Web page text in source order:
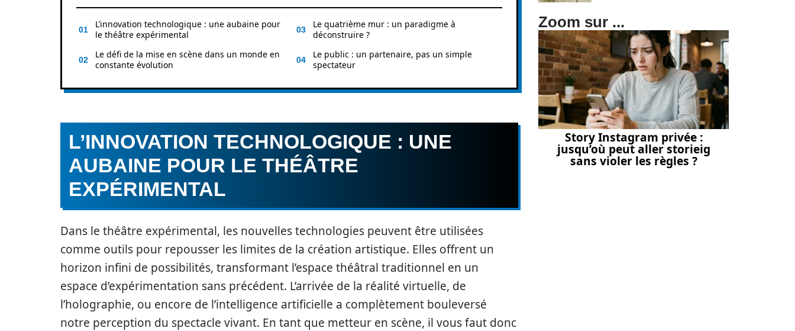
L’innovation technologique : une aubaine pour
le théâtre expérimental
Le défi de la mise en scène dans un monde en
constante évolution
Le quatrième mur : un paradigme à
déconstruire ?
Le public : un partenaire, pas un simple
spectateur
L’INNOVATION TECHNOLOGIQUE : UNE
AUBAINE POUR LE THÉÂTRE
EXPÉRIMENTAL
Dans le théâtre expérimental, les nouvelles technologies peuvent être utilisées
comme outils pour repousser les limites de la création artistique. Elles offrent un
horizon infini de possibilités, transformant l’espace théâtral traditionnel en un
espace d’expérimentation sans précédent. L’arrivée de la réalité virtuelle, de
l’holographie, ou encore de l’intelligence artificielle a complètement bouleversé
notre perception du spectacle vivant. En tant que metteur en scène, il vous faut donc
Zoom sur ...
Story Instagram privée :
jusqu’où peut aller storieig
sans violer les règles ?